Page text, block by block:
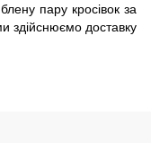
пару кросівок за
здійснюємо доставку